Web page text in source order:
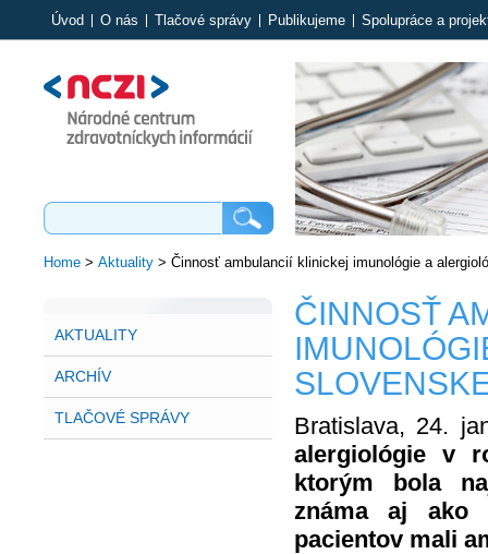
Úvod O nás Tlačové správy Publikujeme Spolupráce a
Home> Aktuality> Činnosť ambulancií klinickej imunológie a
AKTUALITY
ARCHÍV
TLAČOVÉ SPRÁVY
ČINNOSŤ
Bratislava, 24.
alergiológie v
ktorým bola
známa aj ako
pacientov mali